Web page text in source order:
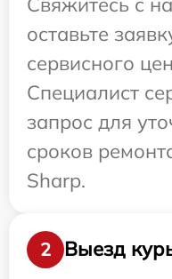
оставьте
сервисного
Специалист
запрос для
сроков
Sharp.
2
Выезд